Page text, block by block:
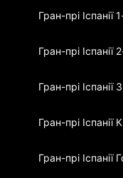
Гран-прі Іспанії
Гран-прі Іспанії
Гран-прі Іспанії
Гран-прі Іспанії
Гран-прі Іспанії